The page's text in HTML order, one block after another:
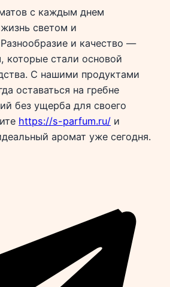
с каждым днем
светом и
и качество —
которые стали основой
С нашими продуктами
оставаться на гребне
без ущерба для своего
https://s-parfum.ru/ и
аромат уже сегодня.